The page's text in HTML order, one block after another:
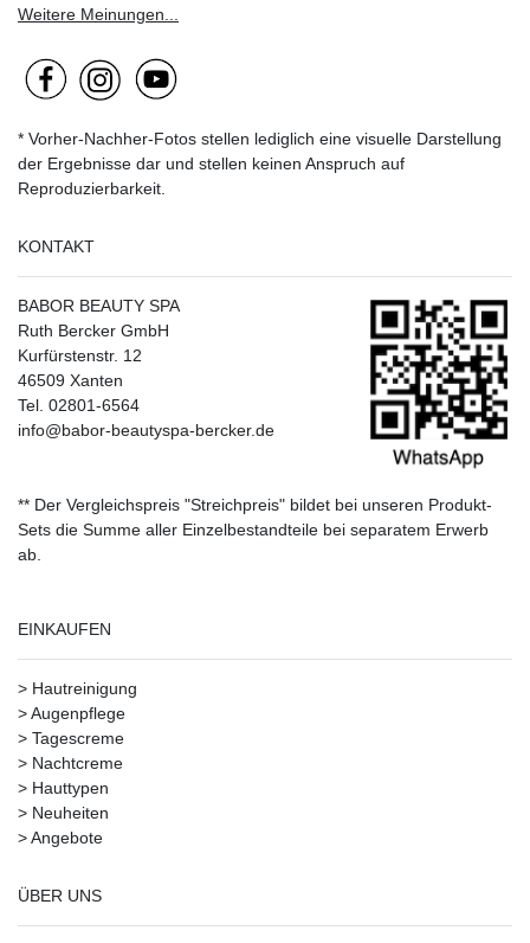
Weitere Meinungen...
* Vorher-Nachher-Fotos stellen lediglich eine visuelle Darstellung
der Ergebnisse dar und stellen keinen Anspruch auf
Reproduzierbarkeit.
KONTAKT
BABOR BEAUTY SPA
Ruth Bercker GmbH
Kurfürstenstr. 12
46509 Xanten
Tel. 02801-6564
info@babor-beautyspa-bercker.de
** Der Vergleichspreis "Streichpreis" bildet bei unseren Produkt-
Sets die Summe aller Einzelbestandteile bei separatem Erwerb
ab.
EINKAUFEN
> Hautreinigung
>Augenpflege
> Tagescreme
> Nachtcreme
> Hauttypen
> Neuheiten
>Angebote
ÜBER UNS